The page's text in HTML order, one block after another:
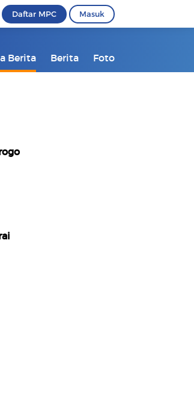
Daftar MPC Masuk
Berita Berita Foto